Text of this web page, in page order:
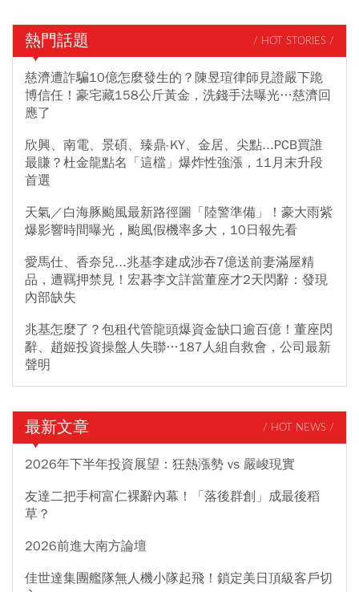
熱門話題 / HOT STORIES /
慈濟遭詐騙10億怎麼發生的？陳昱瑄律師見證嚴下跪
博信任！豪宅藏158公斤黃金，洗錢手法曝光…慈濟回
應了
欣興、南電、景碩、臻鼎-KY、金居、尖點...PCB買誰
最賺？杜金龍點名「這檔」爆炸性強漲，11月末升段
首選
天氣／白海豚颱風最新路徑圖「陸警準備」！豪大雨紫
爆影響時間曝光，颱風假機率多大，10日報先看
愛馬仕、香奈兒...兆基李建成涉吞7億送前妻滿屋精
品，遭羈押禁見！宏碁李文詳當董座才2天閃辭：發現
內部缺失
兆基怎麼了？包租代管龍頭爆資金缺口逾百億！董座閃
辭、趙姬投資操盤人失聯…187人組自救會，公司最新
聲明
最新文章 / HOT NEWS /
2026年下半年投資展望：狂熱漲勢 vs 嚴峻現實
友達二把手柯富仁裸辭內幕！「落後群創」成最後稻
草？
2026前進大南方論壇
佳世達集團艦隊無人機小隊起飛！鎖定美日頂級客戶切